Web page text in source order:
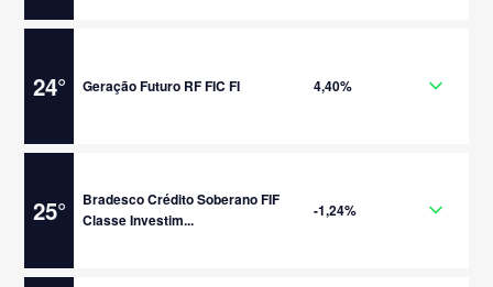
24° Geração Futuro RF FIC FI 4,40%
25°
Bradesco Crédito Soberano FIF
Classe Investim...
-1,24%